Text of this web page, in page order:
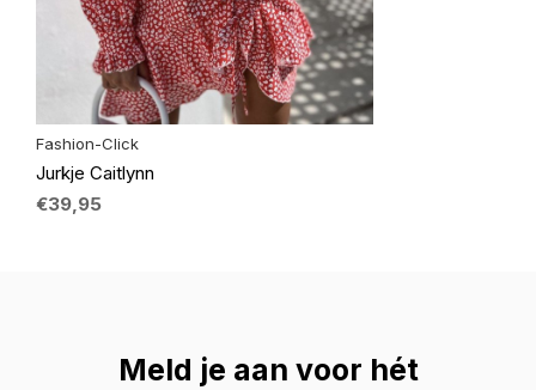
Fashion-Click
Jurkje Caitlynn
€39,95
Meld je aan voor hét